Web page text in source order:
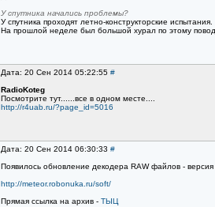
У спутника начались проблемы?
У спутника проходят летно-конструкторские испытания.
На прошлой неделе был большой хурал по этому
Дата: 20 Сен 2014 05:22:55 #
RadioKoteg
Посмотрите тут......все в одном месте....
http://r4uab.ru/?page_id=5016
Дата: 20 Сен 2014 06:30:33 #
Появилось обновление декодера RAW файлов -
http://meteor.robonuka.ru/soft/
Прямая ссылка на архив - ТЫЦ